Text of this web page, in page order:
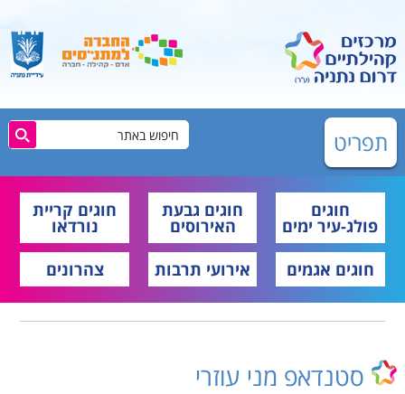
תפריט
חוגים
פולג-עיר ימים
חוגים גבעת
האירוסים
חוגים קריית
נורדאו
חוגים אגמים
אירועי תרבות צהרונים
סטנדאפ מני עוזרי